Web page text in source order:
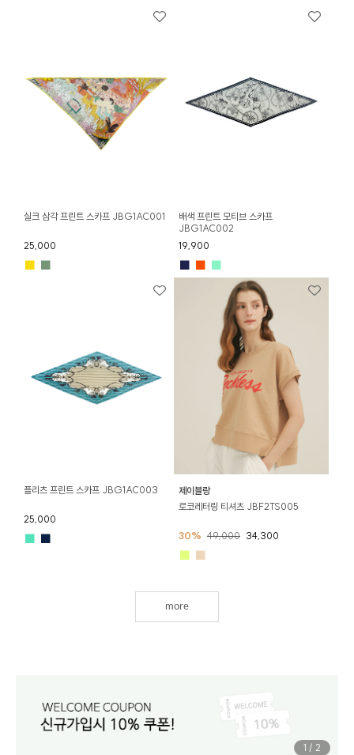
실크 삼각 프린트 스카프 JBG1AC001
25,000
■ ■
배색 프린트 모티브 스카프
JBG1AC002
19,900
■ ■ ■
플리츠 프린트 스카프 JBG1AC003
25,000
■ ■
제이블랑
로코레터링 티셔츠 JBF2TS005
30% 49,000 34,300
■ ■
more
1 / 2